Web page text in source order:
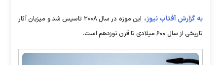
به گزارش آفتاب نیوز،
این موزه در سال ۲۰۰۸ تاسیس شد و میزبان آثار
تاریخی از سال ۶۰۰ میلادی تا قرن نوزدهم است.